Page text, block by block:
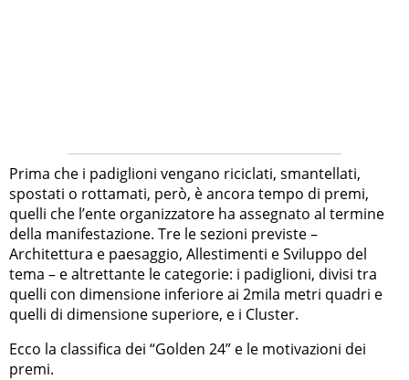
Prima che i padiglioni vengano riciclati, smantellati,
spostati o rottamati, però, è ancora tempo di premi,
quelli che l’ente organizzatore ha assegnato al termine
della manifestazione. Tre le sezioni previste –
Architettura e paesaggio, Allestimenti e Sviluppo del
tema – e altrettante le categorie: i padiglioni, divisi tra
quelli con dimensione inferiore ai 2mila metri quadri e
quelli di dimensione superiore, e i Cluster.
Ecco la classifica dei “Golden 24” e le motivazioni dei
premi.